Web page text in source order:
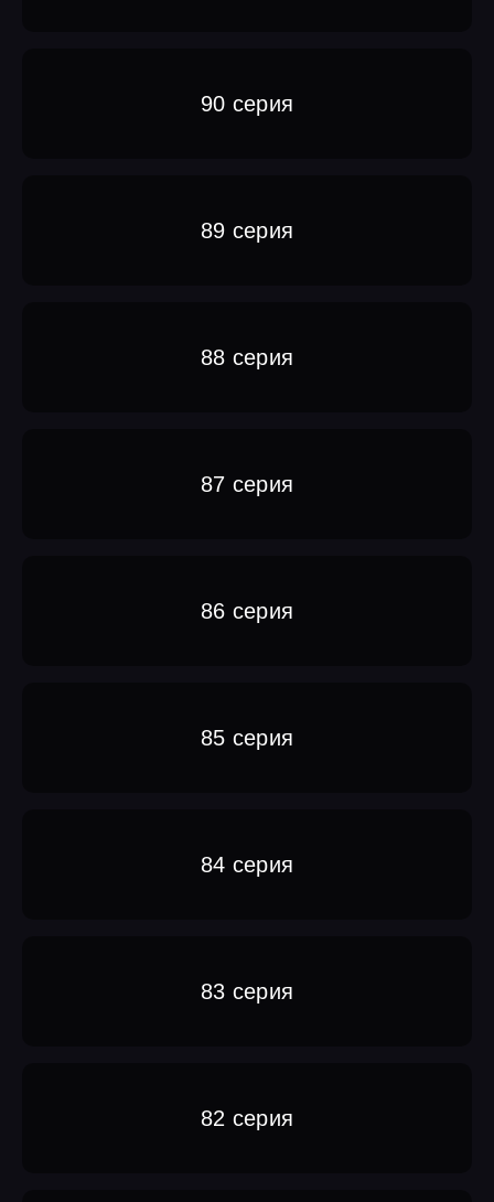
90 серия
89 серия
88 серия
87 серия
86 серия
85 серия
84 серия
83 серия
82 серия